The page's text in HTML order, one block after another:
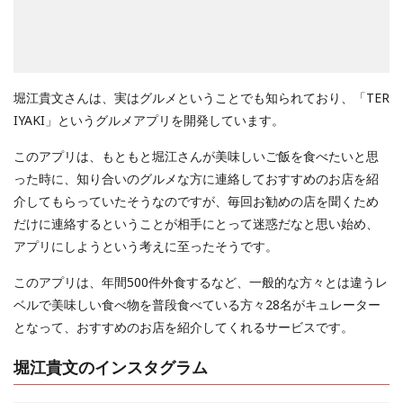
堀江貴文さんは、実はグルメということでも知られており、「TER
IYAKI」というグルメアプリを開発しています。
このアプリは、もともと堀江さんが美味しいご飯を食べたいと思
った時に、知り合いのグルメな方に連絡しておすすめのお店を紹
介してもらっていたそうなのですが、毎回お勧めの店を聞くため
だけに連絡するということが相手にとって迷惑だなと思い始め、
アプリにしようという考えに至ったそうです。
このアプリは、年間500件外食するなど、一般的な方々とは違うレ
ベルで美味しい食べ物を普段食べている方々28名がキュレーター
となって、おすすめのお店を紹介してくれるサービスです。
堀江貴文のインスタグラム